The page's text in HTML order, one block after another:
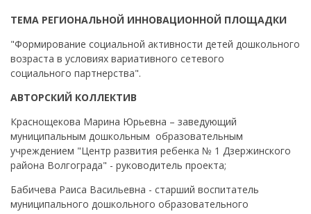
ТЕМА РЕГИОНАЛЬНОЙ ИННОВАЦИОННОЙ ПЛОЩАДКИ
"Формирование социальной активности детей дошкольного
возраста в условиях вариативного сетевого
социального партнерства".
АВТОРСКИЙ КОЛЛЕКТИВ
Краснощекова Марина Юрьевна – заведующий
муниципальным дошкольным образовательным
учреждением "Центр развития ребенка № 1 Дзержинского
района Волгограда" - руководитель проекта;
Бабичева Раиса Васильевна - старший воспитатель
муниципального дошкольного образовательного